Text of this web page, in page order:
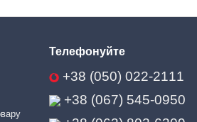
Телефонуйте
+38 (050) 022-2111
+38 (067) 545-0950